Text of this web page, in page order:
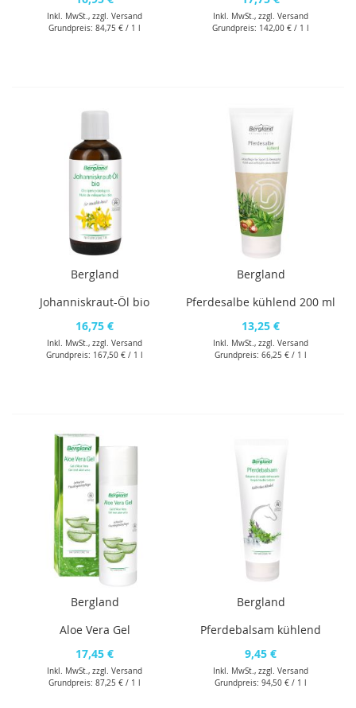
Inkl. MwSt., zzgl.Versand
Grundpreis: 84,75 € / 1 l
Inkl. MwSt., zzgl.Versand
Grundpreis: 142,00 € / 1 l
Bergland
Johanniskraut-Öl bio
16,75 €
Inkl. MwSt., zzgl.Versand
Grundpreis: 167,50 € / 1 l
Bergland
Pferdesalbe kühlend 200 ml
13,25 €
Inkl. MwSt., zzgl.Versand
Grundpreis: 66,25 € / 1 l
Bergland
Aloe Vera Gel
17,45 €
Inkl. MwSt., zzgl.Versand
Grundpreis: 87,25 € / 1 l
Bergland
Pferdebalsam kühlend
9,45 €
Inkl. MwSt., zzgl.Versand
Grundpreis: 94,50 € / 1 l